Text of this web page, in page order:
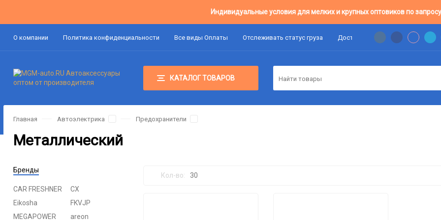
Индивидуальные условия для мелких и крупных оптовиков по
О компании Политика конфиденциальности Все виды Оплаты Отслеживать статус груза Доставка Цены Оптовикам
КАТАЛОГ ТОВАРОВ
Главная Автоэлектрика Предохранители
Металлический
Бренды
CAR FRESHNER
CX
Eikosha
FKVJP
MEGAPOWER
areon
Кол-во: 30